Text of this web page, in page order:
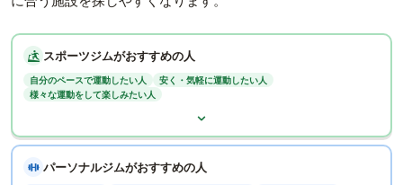
スポーツジムがおすすめの人
自分のペースで運動したい人
安く・気軽に運動したい人
様々な運動をして楽しみたい人
パーソナルジムがおすすめの人